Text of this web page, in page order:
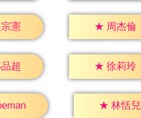
憲 ★ 周杰倫
超 ★ 徐莉玲
★ 林恬兒